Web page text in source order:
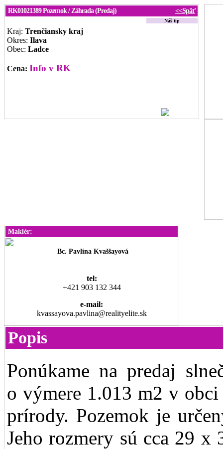
RK01021389Pozemok / Záhrada (Predaj) <<Späť
Kraj: Trenčiansky kraj
Okres: Ilava
Obec: Ladce
Cena: Info v RK
Náš tip
Maklér:
Bc. Pavlína Kvaššayová
tel:
+421 903 132 344
e-mail:
kvassayova.pavlina@realityelite.sk
Popis
Ponúkame na predaj
o výmere 1.013 m2 v
prírody. Pozemok je
Jeho rozmery sú cca 29